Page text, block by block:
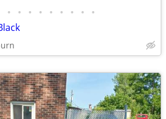
• • • • • • • • •